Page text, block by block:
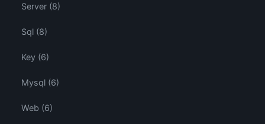
Server (8)
Sql (8)
Key (6)
Mysql (6)
Web (6)